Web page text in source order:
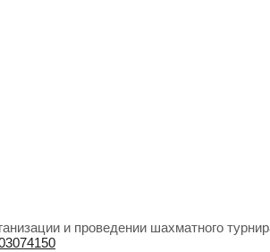
и проведении шахматного